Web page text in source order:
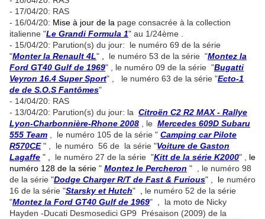
- 17/04/20: RAS
- 16/04/20: Mise à jour de la page consacrée à la collection
italienne "Le Grandi Formula 1" au 1/24ème .
- 15/04/20: Parution(s) du jour: le numéro 69 de la série
"Monter la Renault 4L" le numéro 53 de la série "Montez la
Ford GT40 Gulf de 1969" , le numéro 09 de la série "Bugatti
Veyron 16.4 Super Sport" , le numéro 63 de la série "Ecto-1
de de S.O.S Fantômes"
- 14/04/20: RAS
- 13/04/20: Parution(s) du jour: la Citroën C2 R2 MAX - Rallye
Lyon-Charbonnière-Rhone 2008 , le Mercedes 609D Subaru
555 Team , le numéro 105 de la série " Camping car Pilote
R570CE" , le numéro 56 de la série "Voiture de Gaston
Lagaffe " le numéro 27 de la série "Kitt de la série K2000" , le
numéro 128 de la série " Montez le Percheron " , le numéro 98
de la série "Dodge Charger R/T de Fast & Furious" , le numéro
16 de la série "Starsky et Hutch"
le numéro 52 de la série
"Montez la Ford GT40 Gulf de 1969" , la moto de Nicky
Hayden -Ducati Desmosedici GP9 Présaison (2009) de la